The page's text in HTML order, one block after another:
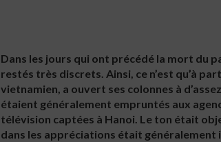
Dans les jours qui ont précédé la mort du
restés très discrets. Ainsi, ce n’est qu’à
vietnamien, a ouvert ses colonnes à
étaient généralement empruntés aux
télévision captées à Hanoi. Le ton était
dans les appréciations était généralement